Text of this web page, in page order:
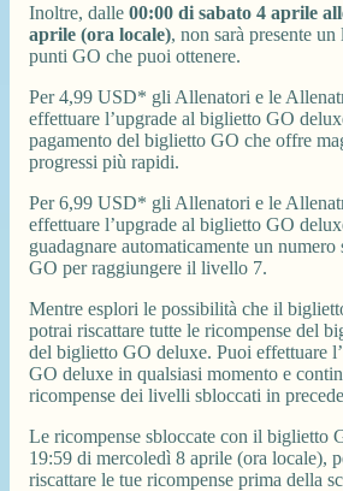
Inoltre, dalle 00:00 di sabato 4 aprile
aprile (ora locale), non sarà presente
punti GO che puoi ottenere.
Per 4,99 USD* gli Allenatori e le
effettuare l’upgrade al biglietto GO
pagamento del biglietto GO che offre
progressi più rapidi.
Per 6,99 USD* gli Allenatori e le
effettuare l’upgrade al biglietto GO
guadagnare automaticamente un
GO per raggiungere il livello 7.
Mentre esplori le possibilità che il
potrai riscattare tutte le ricompense del
del biglietto GO deluxe. Puoi effettuare
GO deluxe in qualsiasi momento e
ricompense dei livelli sbloccati in
Le ricompense sbloccate con il biglietto
19:59 di mercoledì 8 aprile (ora locale),
riscattare le tue ricompense prima della